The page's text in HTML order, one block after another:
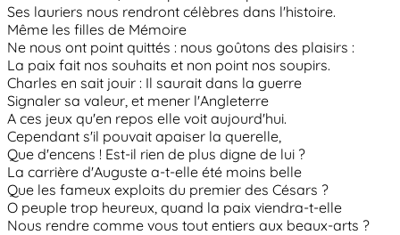
Ses lauriers nous rendront célèbres dans l'histoire.
Même les filles de Mémoire
Ne nous ont point quittés : nous goûtons des plaisirs :
La paix fait nos souhaits et non point nos soupirs.
Charles en sait jouir : Il saurait dans la guerre
Signaler sa valeur, et mener l'Angleterre
A ces jeux qu'en repos elle voit aujourd'hui.
Cependant s'il pouvait apaiser la querelle,
Que d'encens ! Est-il rien de plus digne de lui ?
La carrière d'Auguste a-t-elle été moins belle
Que les fameux exploits du premier des Césars ?
O peuple trop heureux, quand la paix viendra-t-elle
Nous rendre comme vous tout entiers aux beaux-arts ?